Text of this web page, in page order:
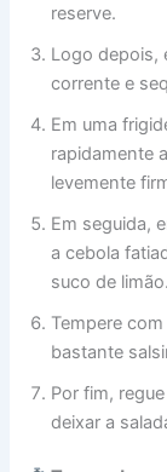
reserve.
Logo depois,
corrente e
Em uma
rapidamente
levemente
Em seguida,
a cebola
suco de limão.
Tempere
bastante
Por fim,
deixar a